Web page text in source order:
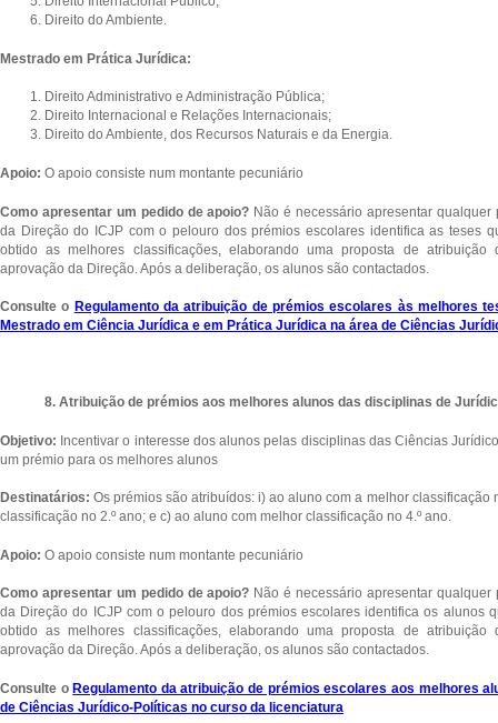
Direito do Ambiente.
Mestrado em Prática Jurídica:
Direito Administrativo e Administração Pública;
Direito Internacional e Relações Internacionais;
Direito do Ambiente, dos Recursos Naturais e da Energia.
Apoio: O apoio consiste num montante pecuniário
Como apresentar um pedido de apoio? Não é necessário apresentar qualquer
da Direção do ICJP com o pelouro dos prémios escolares identifica as teses
obtido as melhores classificações, elaborando uma proposta de
aprovação da Direção. Após a deliberação, os alunos são contactados.
Consulte o Regulamento da atribuição de prémios escolares às melhores
Mestrado em Ciência Jurídica e em Prática Jurídica na área de Ciências
8. Atribuição de prémios aos melhores alunos das disciplinas de
Objetivo: Incentivar o interesse dos alunos pelas disciplinas das Ciências
um prémio para os melhores alunos
Destinatários:Os prémios são atribuídos: i) ao aluno com a melhor classificação
classificação no 2.º ano; e c) ao aluno com melhor classificação no 4.º ano.
Apoio: O apoio consiste num montante pecuniário
Como apresentar um pedido de apoio? Não é necessário apresentar
da Direção do ICJP com o pelouro dos prémios escolares identifica os alunos
obtido as melhores classificações, elaborando uma proposta de
aprovação da Direção. Após a deliberação, os alunos são contactados.
Consulte oRegulamento da atribuição de prémios escolares aos melhores
de Ciências Jurídico-Políticas no curso da licenciatura